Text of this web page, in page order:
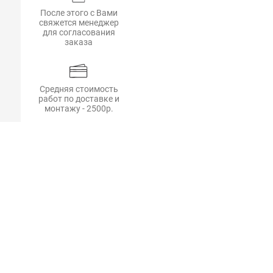
После этого с Вами
свяжется менеджер
для согласования
заказа
Средняя стоимость
работ по доставке и
монтажу - 2500р.